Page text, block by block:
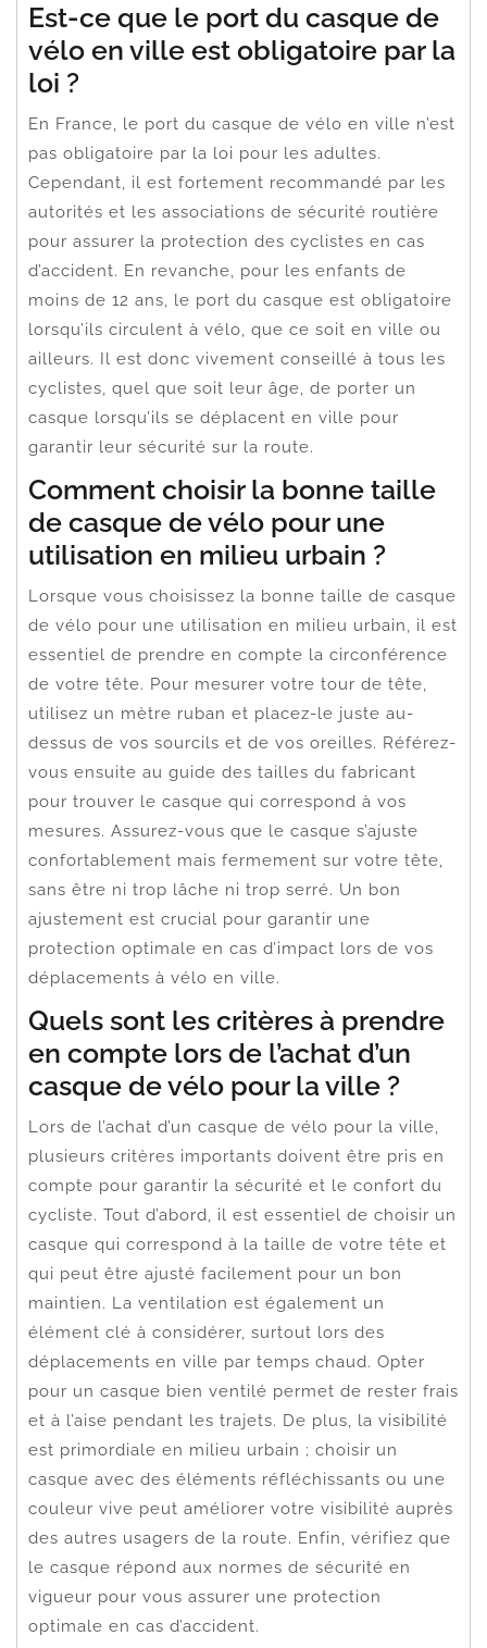
Est-ce que le port du casque de
vélo en ville est obligatoire par la
loi ?
En France, le port du casque de vélo en ville n’est
pas obligatoire par la loi pour les adultes.
Cependant, il est fortement recommandé par les
autorités et les associations de sécurité routière
pour assurer la protection des cyclistes en cas
d’accident. En revanche, pour les enfants de
moins de 12 ans, le port du casque est obligatoire
lorsqu’ils circulent à vélo, que ce soit en ville ou
ailleurs. Il est donc vivement conseillé à tous les
cyclistes, quel que soit leur âge, de porter un
casque lorsqu’ils se déplacent en ville pour
garantir leur sécurité sur la route.
Comment choisir la bonne taille
de casque de vélo pour une
utilisation en milieu urbain ?
Lorsque vous choisissez la bonne taille de casque
de vélo pour une utilisation en milieu urbain, il est
essentiel de prendre en compte la circonférence
de votre tête. Pour mesurer votre tour de tête,
utilisez un mètre ruban et placez-le juste au-
dessus de vos sourcils et de vos oreilles. Référez-
vous ensuite au guide des tailles du fabricant
pour trouver le casque qui correspond à vos
mesures. Assurez-vous que le casque s’ajuste
confortablement mais fermement sur votre tête,
sans être ni trop lâche ni trop serré. Un bon
ajustement est crucial pour garantir une
protection optimale en cas d’impact lors de vos
déplacements à vélo en ville.
Quels sont les critères à prendre
en compte lors de l’achat d’un
casque de vélo pour la ville ?
Lors de l’achat d’un casque de vélo pour la ville,
plusieurs critères importants doivent être pris en
compte pour garantir la sécurité et le confort du
cycliste. Tout d’abord, il est essentiel de choisir un
casque qui correspond à la taille de votre tête et
qui peut être ajusté facilement pour un bon
maintien. La ventilation est également un
élément clé à considérer, surtout lors des
déplacements en ville par temps chaud. Opter
pour un casque bien ventilé permet de rester frais
et à l’aise pendant les trajets. De plus, la visibilité
est primordiale en milieu urbain ; choisir un
casque avec des éléments réfléchissants ou une
couleur vive peut améliorer votre visibilité auprès
des autres usagers de la route. Enfin, vérifiez que
le casque répond aux normes de sécurité en
vigueur pour vous assurer une protection
optimale en cas d’accident.